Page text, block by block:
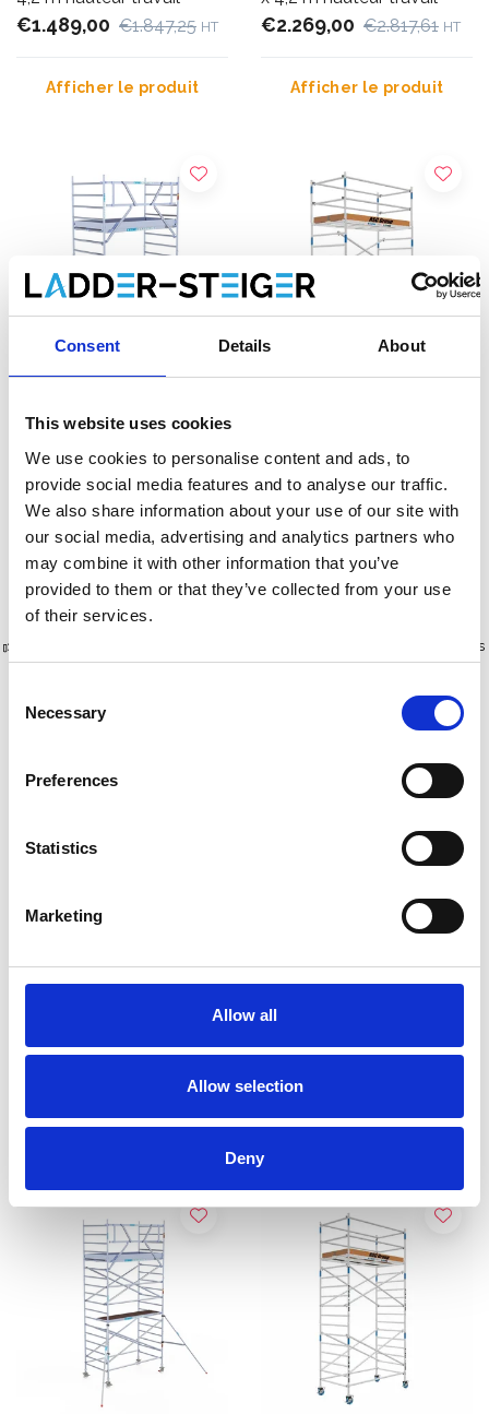
Consent Details About
This website uses cookies
We use cookies to personalise content and ads, to
provide social media features and to analyse our traffic.
We also share information about your use of our site with
our social media, advertising and analytics partners who
may combine it with other information that you’ve
provided to them or that they’ve collected from your use
of their services.
Selection
Necessary
Preferences
Statistics
Marketing
Allow all
Allow selection
Deny
€1.489,00 €1.847,25 HT
Afficher le produit
€2.269,00 €2.817,61 HT
Afficher le produit
Échafaudage roulant
135x250 hauteur travail
5,2 m
€1.719,00 €2.132,88 HT
Afficher le produit
hauteur travail 5,2 m
€1.679,00 €2.075,38 HT
Afficher le produit
Livraison gratuite aux Pays-Bas
et en Belgique
Échafaudage roulant ASC
AGS Pro single 135 x 250 x
5,2 m hauteur travail
Afficher le produit
Échafaudage roulant ASC
AGS Pro double 135 x 250
Afficher le produit